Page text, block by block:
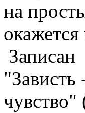
на
Записан
"Зависть
чувство"